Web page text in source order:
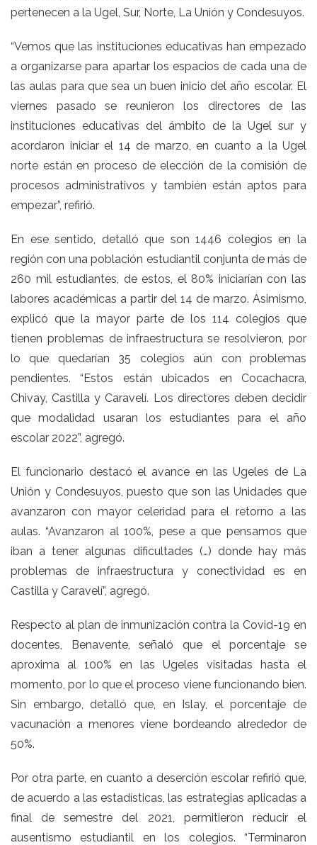
pertenecen a la Ugel, Sur, Norte, La Unión y Condesuyos.
“Vemos que las instituciones educativas han empezado
a organizarse para apartar los espacios de cada una de
las aulas para que sea un buen inicio del año escolar. El
viernes pasado se reunieron los directores de las
instituciones educativas del ámbito de la Ugel sur y
acordaron iniciar el 14 de marzo, en cuanto a la Ugel
norte están en proceso de elección de la comisión de
procesos administrativos y también están aptos para
empezar”, refirió.
En ese sentido, detalló que son 1446 colegios en la
región con una población estudiantil conjunta de más de
260 mil estudiantes, de estos, el 80% iniciarían con las
labores académicas a partir del 14 de marzo. Asimismo,
explicó que la mayor parte de los 114 colegios que
tienen problemas de infraestructura se resolvieron, por
lo que quedarían 35 colegios aún con problemas
pendientes. “Estos están ubicados en Cocachacra,
Chivay, Castilla y Caravelí. Los directores deben decidir
que modalidad usaran los estudiantes para el año
escolar 2022”, agregó.
El funcionario destacó el avance en las Ugeles de La
Unión y Condesuyos, puesto que son las Unidades que
avanzaron con mayor celeridad para el retorno a las
aulas. “Avanzaron al 100%, pese a que pensamos que
iban a tener algunas dificultades (…) donde hay más
problemas de infraestructura y conectividad es en
Castilla y Caravelí”, agregó.
Respecto al plan de inmunización contra la Covid-19 en
docentes, Benavente, señaló que el porcentaje se
aproxima al 100% en las Ugeles visitadas hasta el
momento, por lo que el proceso viene funcionando bien.
Sin embargo, detalló que, en Islay, el porcentaje de
vacunación a menores viene bordeando alrededor de
50%.
Por otra parte, en cuanto a deserción escolar refirió que,
de acuerdo a las estadísticas, las estrategias aplicadas a
final de semestre del 2021, permitieron reducir el
ausentismo estudiantil en los colegios. “Terminaron